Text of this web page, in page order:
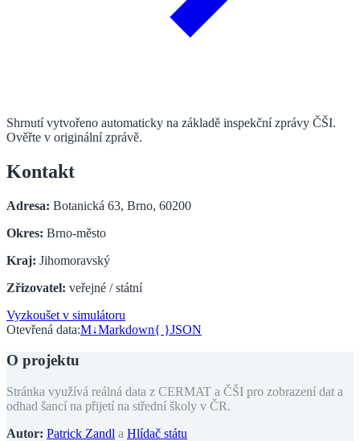
Shrnutí vytvořeno automaticky na základě inspekční zprávy ČŠI.
Ověřte v originální zprávě.
Kontakt
Adresa: Botanická 63, Brno, 60200
Okres: Brno-město
Kraj: Jihomoravský
Zřizovatel: veřejné / státní
Vyzkoušet v simulátoru
Otevřená data:M↓Markdown{ }JSON
O projektu
Stránka využívá reálná data z CERMAT a ČŠI pro zobrazení dat a
odhad šancí na přijetí na střední školy v ČR.
Autor: Patrick Zandl a Hlídač státu